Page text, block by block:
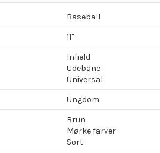
Baseball
11"
Infield
Udebane
Universal
Ungdom
Brun
Mørke farver
Sort